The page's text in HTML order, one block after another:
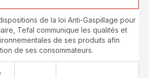
de la loi Anti-Gaspillage pour
Tefal communique les qualités et
de ses produits afin
de ses consommateurs.